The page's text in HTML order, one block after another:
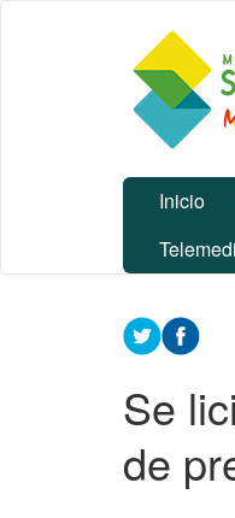
de Saladillo
Inicio
Se
de